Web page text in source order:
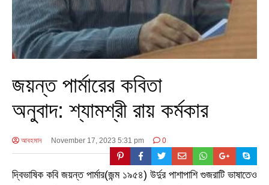
জয়ন্ত পার্মারের কবিতা
অনুবাদ: শ্যামশ্রী রায় কর্মকার
আবহমান November 17, 2023 5:31 pm 0
দ্বিভাষিক কবি জয়ন্ত পার্মার(জন্ম ১৯৫৪) উর্দুর পাশাপাশি গুজরাটি ভাষাতেও